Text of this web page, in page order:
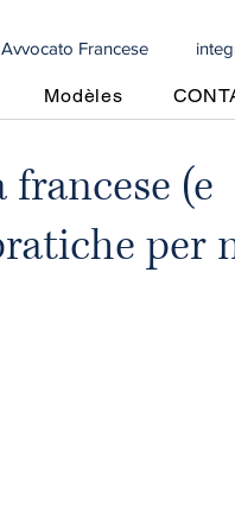
Avvocato Francese
costituzionale diritto
(e
per
Modèles